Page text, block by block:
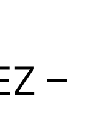
–